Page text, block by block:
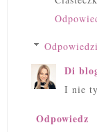
Odpowiedzi
Di
I nie
Odpowiedz